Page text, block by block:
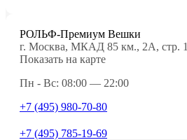
РОЛЬФ-Премиум Вешки
г. Москва, МКАД 85 км., 2А, стр. 1
Показать на карте
Пн - Вс: 08:00 — 22:00
+7 (495) 980-70-80
+7 (495) 785-19-69